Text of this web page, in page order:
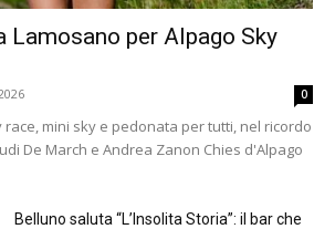
Lamosano per Alpago Sky
0
race, mini sky e pedonata per tutti, nel ricordo
De March e Andrea Zanon Chies d'Alpago
Belluno saluta “L’Insolita Storia”: il bar che